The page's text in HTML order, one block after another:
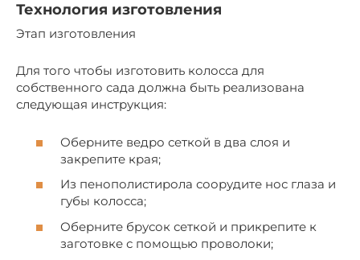
Технология изготовления
Этап изготовления
Для того чтобы изготовить колосса для
собственного сада должна быть реализована
следующая инструкция:
Оберните ведро сеткой в два слоя и
закрепите края;
Из пенополистирола соорудите нос глаза и
губы колосса;
Оберните брусок сеткой и прикрепите к
заготовке с помощью проволоки;